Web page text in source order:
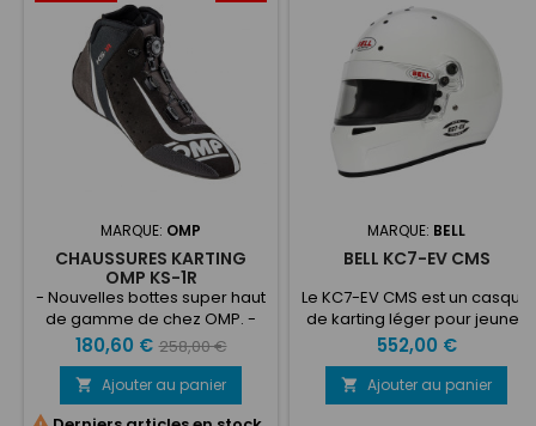
MARQUE: OMP
CHAUSSURES KARTING
OMP KS-1R
- Nouvelles bottes super haut
de gamme de chez OMP. -
Spécialement conçue pour le
Karting. - Elles possèdent des
semelles nouvelle
génération qui garantissent
Prix
180,60 € Prix
de
base
258,00 €
 Ajouter au panier
MARQUE: BELL
BELL KC7-EV CMS
Le KC7-EV CMS est un casque
de karting léger pour jeunes
basé sur le design HP7
éprouvé en F1, doté d'un
grand port oculaire pour une
visibilité améliorée. Le design
Prix
552,00 €
 Ajouter au panier